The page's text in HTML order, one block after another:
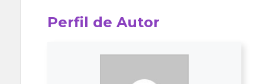
Perfil de Autor